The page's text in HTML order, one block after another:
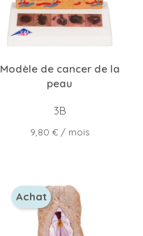
Modèle de cancer de la
peau
3B
Prix
9,80 € / mois
Achat